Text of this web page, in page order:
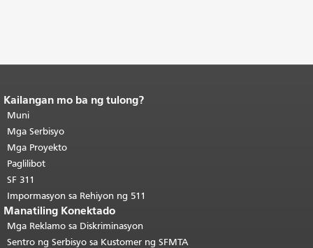
Katapusan ng nilalaman ng
pahina.
pahinang ito ay nauulit sa bawat
pahina.Bumalik sa tuktok ng
pangunahing nilalaman
Kailangan mo ba ng tulong?
Muni
Mga Serbisyo
Mga Proyekto
Paglilibot
SF 311
Impormasyon sa Rehiyon ng 511
Manatiling Konektado
Mga Reklamo sa Diskriminasyon
Sentro ng Serbisyo sa Kustomer ng SFMTA